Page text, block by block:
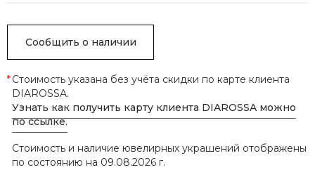
Сообщить о наличии
*Стоимость указана без учёта скидки по карте клиента
DIAROSSA.
Узнать как получить карту клиента DIAROSSA можно
по ссылке.
Стоимость и наличие ювелирных украшений отображены
по состоянию на 09.08.2026 г.